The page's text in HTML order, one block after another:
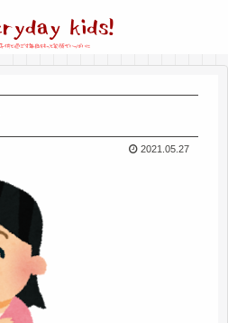
2021.05.27